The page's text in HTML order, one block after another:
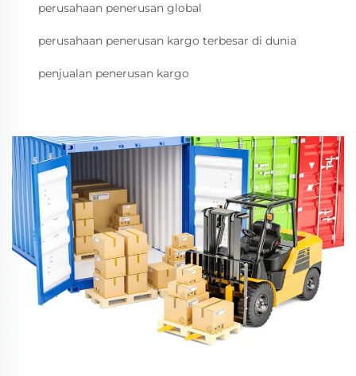
perusahaan penerusan global
perusahaan penerusan kargo terbesar di dunia
penjualan penerusan kargo